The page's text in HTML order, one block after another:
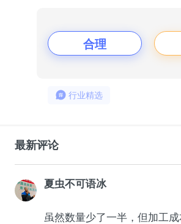
合理
行业精选
最新评论
夏虫不可语冰
虽然数量少了一半，但加工